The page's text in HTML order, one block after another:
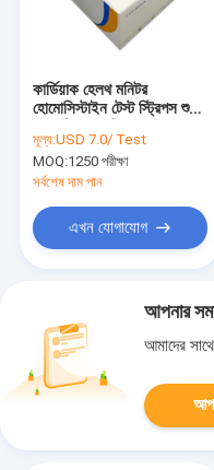
কার্ডিয়াক হেলথ মনিটর
হোমোসিস্টাইন টেস্ট স্ট্রিপস শুষ্ক
মূল্য:USD 7.0/ Test
MOQ:1250 পরীক্ষা
সর্বশেষ দাম পান
এখন যোগাযোগ
আপনার
আমাদের